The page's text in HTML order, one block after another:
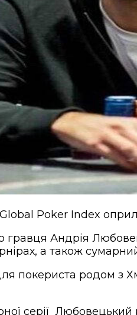
Poker Index
гравця Андрія
а також
покериста родом з
серії